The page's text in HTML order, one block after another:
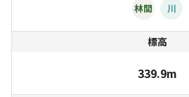
見ることができるでしょう。
林間 川
標高
339.9m